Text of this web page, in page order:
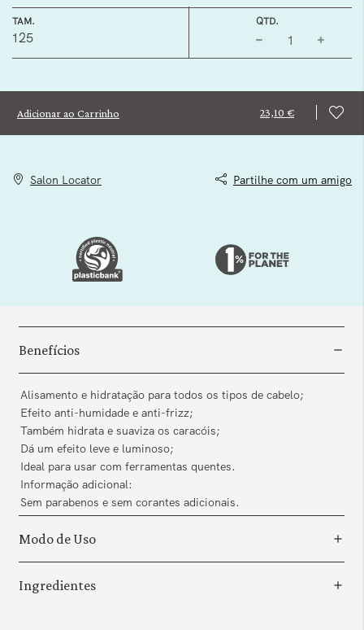
Adicionar ao Carrinho 23,10 €
TAM. QTD.
125
Salon Locator Partilhe com um amigo
Benefícios
Alisamento e hidratação para todos os tipos de cabelo;
Efeito anti-humidade e anti-frizz;
Também hidrata e suaviza os caracóis;
Dá um efeito leve e luminoso;
Ideal para usar com ferramentas quentes.
Informação adicional:
Sem parabenos e sem corantes adicionais.
Modo de Uso
Ingredientes